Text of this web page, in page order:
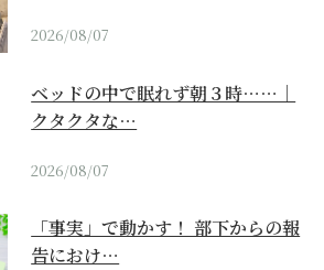
2026/08/07
ベッドの中で眠れず朝３時……｜
クタクタな…
2026/08/07
「事実」で動かす！ 部下からの報
告におけ…